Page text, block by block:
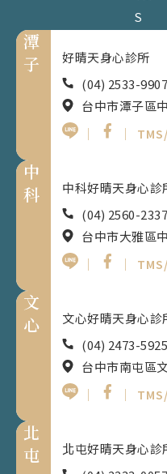
S
潭
子
好晴天身心診所
(04) 2533-9907
台中市潭子區
｜
｜
中
科
中科好晴天身心診
(04) 2560-2337
台中市大雅區
｜
｜
文
心
文心好晴天身心診
(04) 2473-5925
台中市南屯區
｜
｜
北
屯
北屯好晴天身心診